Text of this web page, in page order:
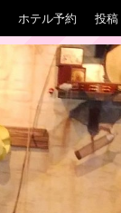
ホテル予約 投稿